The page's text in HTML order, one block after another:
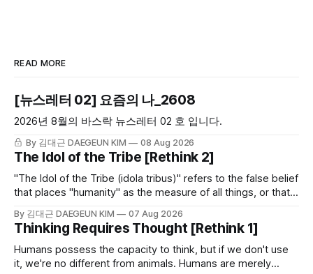
READ MORE
[뉴스레터 02] 요즘의 나_2608
2026년 8월의 바스락 뉴스레터 02 호 입니다.
By 김대근 DAEGEUN KIM 08 Aug 2026
The Idol of the Tribe [Rethink 2]
"The Idol of the Tribe (idola tribus)" refers to the false belief
that places "humanity" as the measure of all things, or that
at the first of the four idols proposed by Bacon, the 16th–
17th century English philosopher and scientist.
By 김대근 DAEGEUN KIM 07 Aug 2026
Thinking Requires Thought [Rethink 1]
Humans possess the capacity to think, but if we don't use
it, we're no different from animals. Humans are merely